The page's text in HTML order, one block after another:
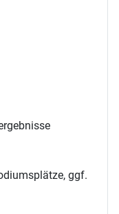
ggf.